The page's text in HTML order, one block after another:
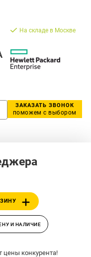
На складе в Москве
ЗАКАЗАТЬ ЗВОНОК
поможем с выбором
И НАЛИЧИЕ
цены конкурента!